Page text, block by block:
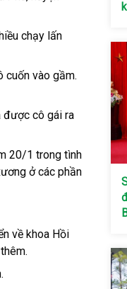
chạy lấn
cuốn vào gầm.
được cô gái ra
20/1 trong tình
ở các phần
về khoa Hồi